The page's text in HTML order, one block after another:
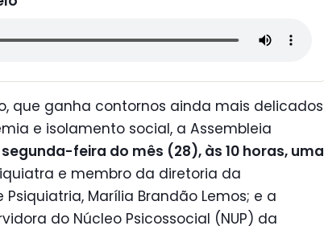
que ganha contornos ainda mais delicados
e isolamento social, a Assembleia
feira do mês (28), às 10 horas, uma
e membro da diretoria da
Marília Brandão Lemos; e a
do Núcleo Psicossocial (NUP) da